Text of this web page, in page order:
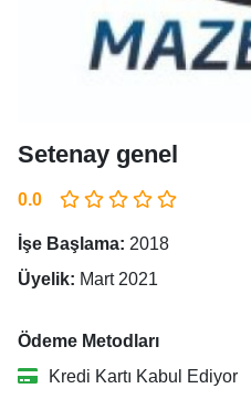
Setenay genel
0.0
İşe Başlama: 2018
Üyelik: Mart 2021
Ödeme Metodları
Kredi Kartı Kabul Ediyor